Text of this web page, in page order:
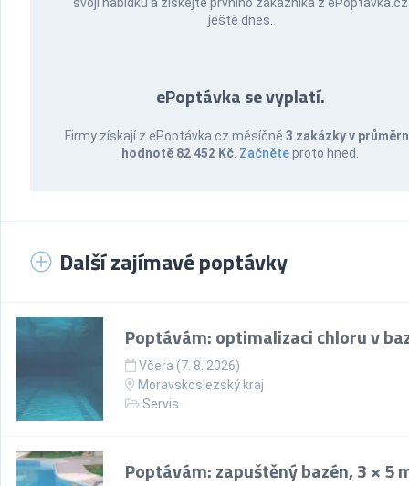
ještě dnes.
ePoptávka se vyplatí.
Firmy získají z ePoptávka.cz měsíčně 3 zakázky v
hodnotě 82 452 Kč Začněteproto hned.
Další zajímavé poptávky
Poptávám: optimalizaci chloru v
Včera (7. 8. 2026)
Moravskoslezský kraj
Servis
Poptávám: zapuštěný bazén, 3 × 5